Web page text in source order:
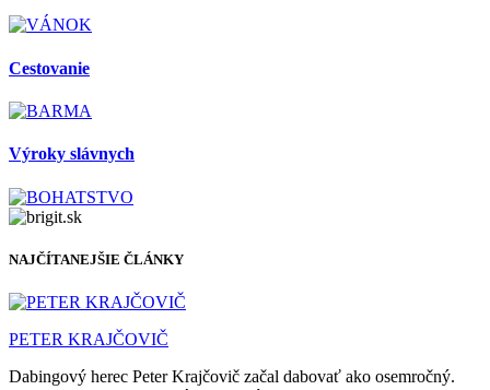
Cestovanie
Výroky slávnych
NAJČÍTANEJŠIE ČLÁNKY
PETER KRAJČOVIČ
Dabingový herec Peter Krajčovič začal dabovať ako osemročný.